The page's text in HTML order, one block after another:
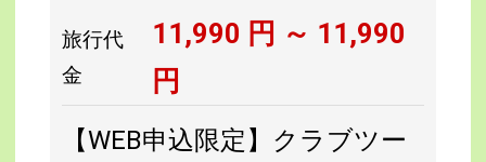
旅行代
金
11,990 円 ～ 11,990
円
【WEB申込限定】クラブツー